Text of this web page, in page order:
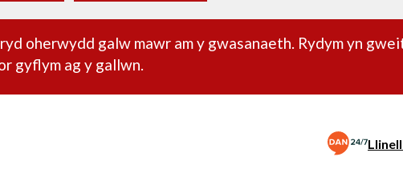
pwysig
oherwydd galw mawr am y gwasanaeth. Rydym yn
gyflym ag y gallwn.